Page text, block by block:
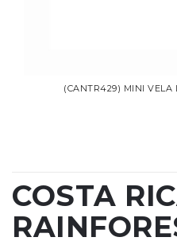
(CANTR429) MINI VELA
COSTA